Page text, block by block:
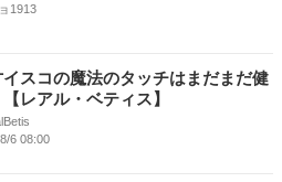
1913
イスコの魔法のタッチはまだまだ健
レアル・ベティス】
6 08:00